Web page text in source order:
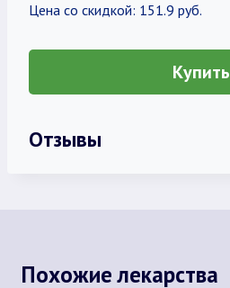
Цена со скидкой: 151.9 руб.
Купить
Отзывы
Похожие лекарства